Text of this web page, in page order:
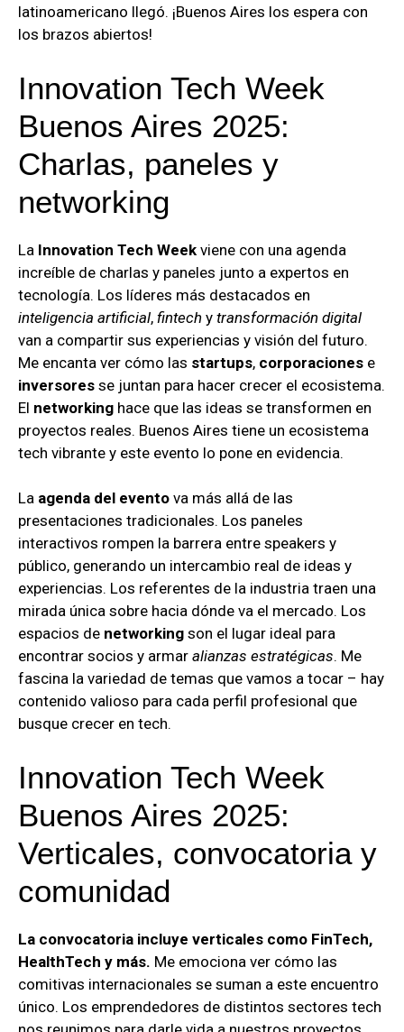
latinoamericano llegó. ¡Buenos Aires los espera con
los brazos abiertos!
Innovation Tech Week
Buenos Aires 2025:
Charlas, paneles y
networking
La Innovation Tech Week viene con una agenda
increíble de charlas y paneles junto a expertos en
tecnología. Los líderes más destacados en
inteligencia artificial, fintech y transformación digital
van a compartir sus experiencias y visión del futuro.
Me encanta ver cómo las startups, corporaciones e
inversores se juntan para hacer crecer el ecosistema.
El networking hace que las ideas se transformen en
proyectos reales. Buenos Aires tiene un ecosistema
tech vibrante y este evento lo pone en evidencia.
La agenda del evento va más allá de las
presentaciones tradicionales. Los paneles
interactivos rompen la barrera entre speakers y
público, generando un intercambio real de ideas y
experiencias. Los referentes de la industria traen una
mirada única sobre hacia dónde va el mercado. Los
espacios de networking son el lugar ideal para
encontrar socios y armar alianzas estratégicas. Me
fascina la variedad de temas que vamos a tocar – hay
contenido valioso para cada perfil profesional que
busque crecer en tech.
Innovation Tech Week
Buenos Aires 2025:
Verticales, convocatoria y
comunidad
La convocatoria incluye verticales como FinTech,
HealthTech y más. Me emociona ver cómo las
comitivas internacionales se suman a este encuentro
único. Los emprendedores de distintos sectores tech